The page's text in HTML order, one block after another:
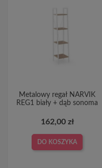
Metalowy regał NARVIK
REG1 biały + dąb sonoma
162,00 zł
DO KOSZYKA